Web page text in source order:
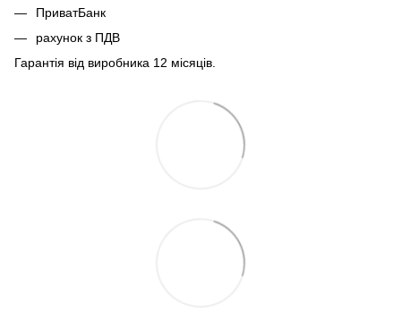
ПриватБанк
рахунок з ПДВ
Гарантія від виробника 12 місяців.